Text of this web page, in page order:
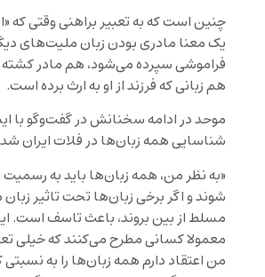
چنین است که به تعبیر براهنی وقتی که
یک معنا مادری بودن زبان ملیت‌های
فراموشی سپرده می‌شود، هم مادر
هم زبانی که فرزند از او به ارث برده است.
موحد در ادامه سخنانش در گفت‌وگو با
شناسایی همه زبان‌ها در فلات ایران
«به نظر من، همه زبان‌ها باید به
شوند و اگر برخی زبان‌ها تحت تاثیر زبان
مسلط از بین بروند، باعث تاسف است.
معمولا کسانی مطرح می‌کنند که خیلی
من اعتقاد دارم همه زبان‌ها را به